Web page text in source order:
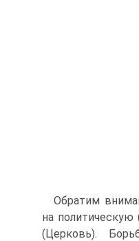
Обратим
на политическую
(Церковь).